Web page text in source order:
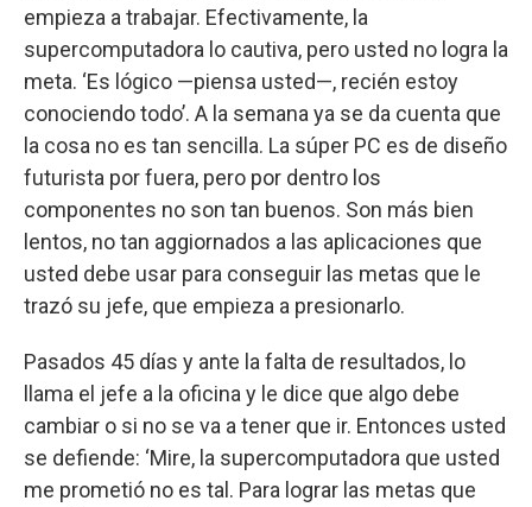
empieza a trabajar. Efectivamente, la
supercomputadora lo cautiva, pero usted no logra la
meta. ‘Es lógico —piensa usted—, recién estoy
conociendo todo’. A la semana ya se da cuenta que
la cosa no es tan sencilla. La súper PC es de diseño
futurista por fuera, pero por dentro los
componentes no son tan buenos. Son más bien
lentos, no tan aggiornados a las aplicaciones que
usted debe usar para conseguir las metas que le
trazó su jefe, que empieza a presionarlo.
Pasados 45 días y ante la falta de resultados, lo
llama el jefe a la oficina y le dice que algo debe
cambiar o si no se va a tener que ir. Entonces usted
se defiende: ‘Mire, la supercomputadora que usted
me prometió no es tal. Para lograr las metas que